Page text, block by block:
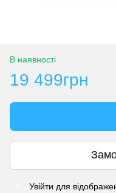
В наявності
19 499грн
Увійти для